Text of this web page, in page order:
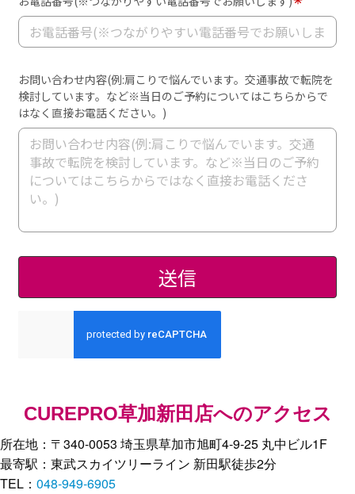
CUREPRO草加新田店へのアクセス
所在地：〒340-0053 埼玉県草加市旭町4-9-25 丸中ビル1F
最寄駅：東武スカイツリーライン 新田駅徒歩2分
TEL： 048-949-6905